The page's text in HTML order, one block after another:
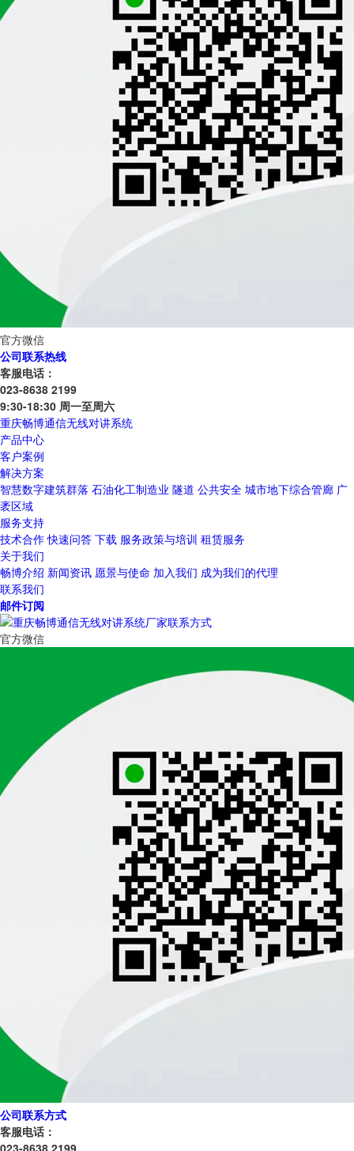
官方微信
公司联系热线
客服电话：
023-8638 2199
9:30-18:30 周一至周六
重庆畅博通信无线对讲系统
产品中心
客户案例
解决方案
智慧数字建筑群落 石油化工制造业 隧道 公共安全 城市地下综合管廊 广
袤区域
服务支持
技术合作 快速问答 下载 服务政策与培训 租赁服务
关于我们
畅博介绍 新闻资讯 愿景与使命 加入我们 成为我们的代理
联系我们
邮件订阅
官方微信
公司联系方式
客服电话：
023-8638 2199